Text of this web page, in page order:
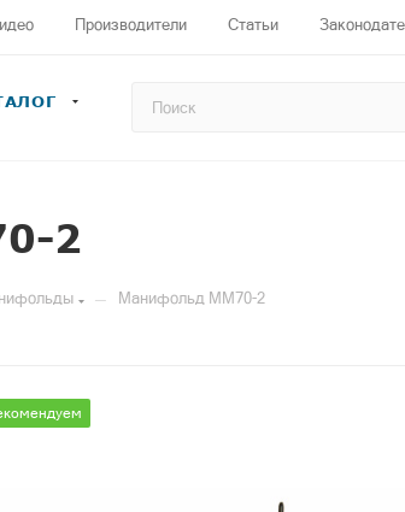
Производители Статьи
2
— Манифольд ММ70-2